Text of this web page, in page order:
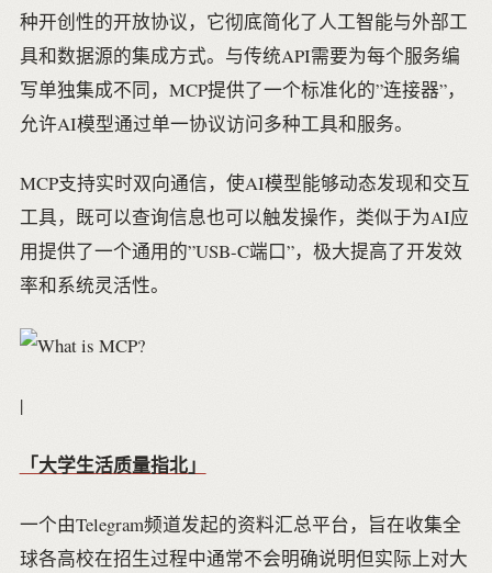
种开创性的开放协议，它彻底简化了人工智能与外部工
具和数据源的集成方式。与传统API需要为每个服务编
写单独集成不同，MCP提供了一个标准化的”连接器”，
允许AI模型通过单一协议访问多种工具和服务。
MCP支持实时双向通信，使AI模型能够动态发现和交互
工具，既可以查询信息也可以触发操作，类似于为AI应
用提供了一个通用的”USB-C端口”，极大提高了开发效
率和系统灵活性。
|
「大学生活质量指北」
一个由Telegram频道发起的资料汇总平台，旨在收集全
球各高校在招生过程中通常不会明确说明但实际上对大